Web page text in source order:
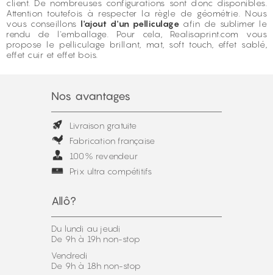
client. De nombreuses configurations sont donc disponibles.
Attention toutefois à respecter la règle de géométrie. Nous
vous conseillons l'ajout d'un pelliculage afin de sublimer le
rendu de l'emballage. Pour cela, Realisaprint.com vous
propose le pelliculage brillant, mat, soft touch, effet sablé,
effet cuir et effet bois.
Nos avantages
Livraison gratuite
Fabrication française
100% revendeur
Prix ultra compétitifs
Allô?
Du lundi au jeudi
De 9h à 19h non-stop
Vendredi
De 9h à 18h non-stop